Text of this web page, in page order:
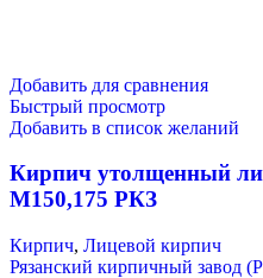
Добавить для сравнения
Быстрый просмотр
Добавить в список желаний
Кирпич утолщенный
М150,175 РКЗ
Кирпич, Лицевой кирпич
Рязанский кирпичный завод